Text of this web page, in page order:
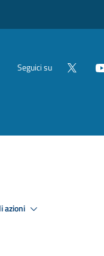
Seguici su
azioni